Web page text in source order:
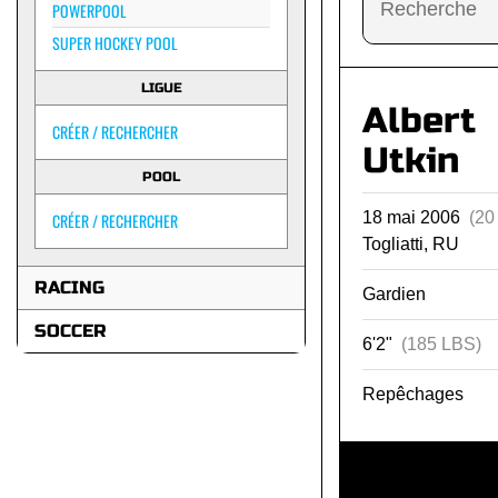
POWERPOOL
SUPER HOCKEY POOL
LIGUE
CRÉER / RECHERCHER
POOL
CRÉER / RECHERCHER
RACING
SOCCER
Albert
Utkin
18 mai 2006
Togliatti, RU
Gardien
6'2" (185 LBS)
Repêchages